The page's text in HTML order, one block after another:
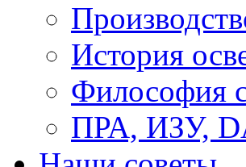
История
Философия
ПРА, ИЗУ,